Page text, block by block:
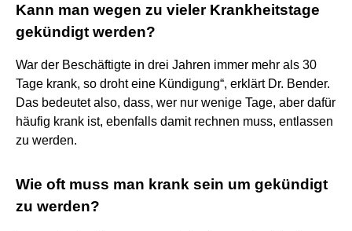
Kann man wegen zu vieler Krankheitstage
gekündigt werden?
War der Beschäftigte in drei Jahren immer mehr als 30
Tage krank, so droht eine Kündigung“, erklärt Dr. Bender.
Das bedeutet also, dass, wer nur wenige Tage, aber dafür
häufig krank ist, ebenfalls damit rechnen muss, entlassen
zu werden.
Wie oft muss man krank sein um gekündigt
zu werden?